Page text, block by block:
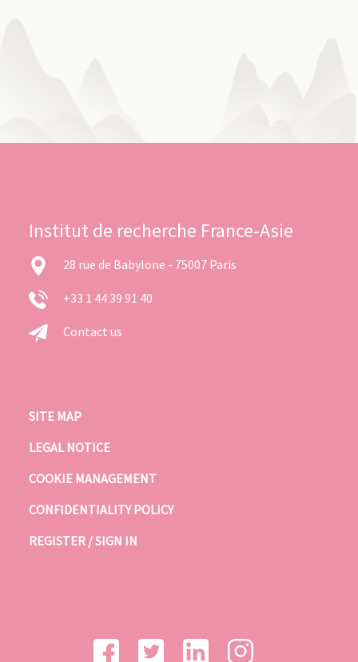
Institut de recherche France-Asie
28 rue de Babylone - 75007 Paris
+33 1 44 39 91 40
Contact us
SITE MAP
LEGAL NOTICE
COOKIE MANAGEMENT
CONFIDENTIALITY POLICY
REGISTER / SIGN IN